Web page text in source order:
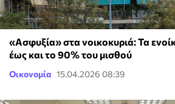
«Ασφυξία» στα νοικοκυριά: Τα
έως και το 90% του μισθού
Οικονομία 15.04.2026 08:39